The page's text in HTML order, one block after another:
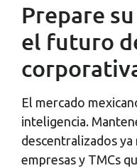
Prepare
el futuro
El mercado
inteligencia.
descentralizados ya
empresas y TMCs